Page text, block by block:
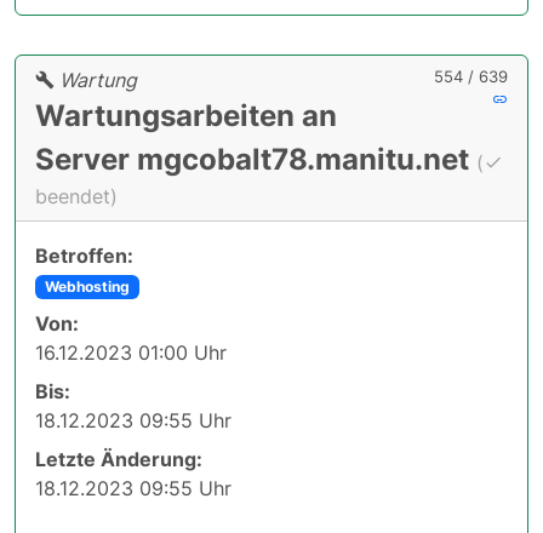
554 / 639
Wartung
Wartungsarbeiten an
Server mgcobalt78.manitu.net (
beendet)
Betroffen:
Webhosting
Von:
16.12.2023 01:00 Uhr
Bis:
18.12.2023 09:55 Uhr
Letzte Änderung:
18.12.2023 09:55 Uhr